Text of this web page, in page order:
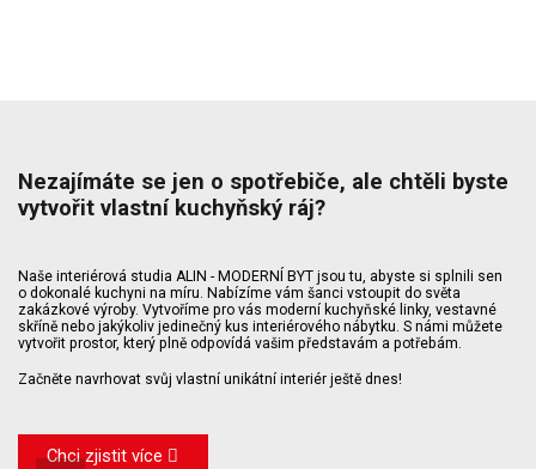
Nezajímáte se jen o spotřebiče, ale chtěli byste
vytvořit vlastní kuchyňský ráj?
Naše interiérová studia ALIN - MODERNÍ BYT jsou tu, abyste si splnili sen
o dokonalé kuchyni na míru. Nabízíme vám šanci vstoupit do světa
zakázkové výroby. Vytvoříme pro vás moderní kuchyňské linky, vestavné
skříně nebo jakýkoliv jedinečný kus interiérového nábytku. S námi můžete
vytvořit prostor, který plně odpovídá vašim představám a potřebám.
Začněte navrhovat svůj vlastní unikátní interiér ještě dnes!
Chci zjistit více